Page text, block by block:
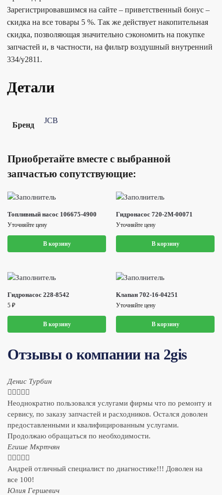
Зарегистрировавшимся на сайте – приветственный бонус –
скидка на все товары 5 %. Так же действует накопительная
скидка, позволяющая значительно сэкономить на покупке
запчастей и, в частности, на фильтр воздушный внутренний
334/y2811.
Детали
Бренд
JCB
Приобретайте вместе с выбранной
запчастью сопутствующие:
Топливный насос 106675-4900
Уточняйте цену
В корзину
Гидронасос 720-2M-00071
Уточняйте цену
В корзину
Гидронасос 228-8542
5 ₽
В корзину
Клапан 702-16-04251
Уточняйте цену
В корзину
Отзывы о компании на 2gis
Денис Турбин
    
Неоднократно пользовался услугами фирмы что по ремонту и
сервису, по заказу запчастей и расходников. Остался доволен
предоставленными и квалифицированным услугами.
Продолжаю обращаться по необходимости.
​Егише Мкртчян
    
Андрей отличный специалист по диагностике!!! Доволен на
все 100!
​Юлия Гершевич